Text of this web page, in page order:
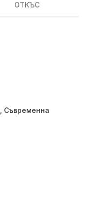
ОТКЪС
Съвременна